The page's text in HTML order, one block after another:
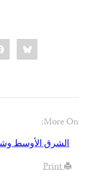
More On:
الشرق الأوسط
Print